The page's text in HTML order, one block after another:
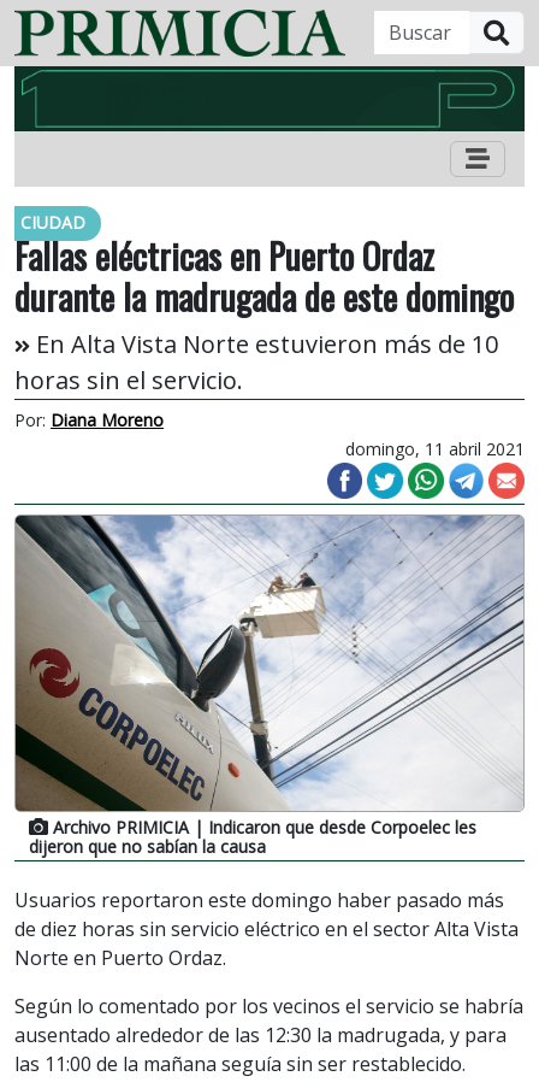
CIUDAD
Fallas eléctricas en Puerto Ordaz
durante la madrugada de este domingo
En Alta Vista Norte estuvieron más de 10
horas sin el servicio.
Por: Diana Moreno
domingo, 11 abril 2021
Archivo PRIMICIA | Indicaron que desde Corpoelec les
dijeron que no sabían la causa
Usuarios reportaron este domingo haber pasado más
de diez horas sin servicio eléctrico en el sector Alta Vista
Norte en Puerto Ordaz.
Según lo comentado por los vecinos el servicio se habría
ausentado alrededor de las 12:30 la madrugada, y para
las 11:00 de la mañana seguía sin ser restablecido.